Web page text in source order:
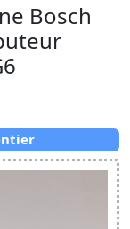
Bosch